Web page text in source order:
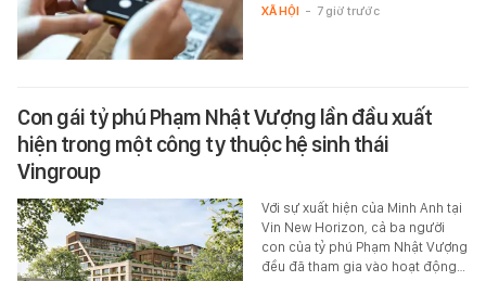
XÃ HỘI - 7 giờ trước
Con gái tỷ phú Phạm Nhật Vượng lần đầu xuất
hiện trong một công ty thuộc hệ sinh thái
Vingroup
Với sự xuất hiện của Minh Anh tại
Vin New Horizon, cả ba người
con của tỷ phú Phạm Nhật Vượng
đều đã tham gia vào hoạt động…